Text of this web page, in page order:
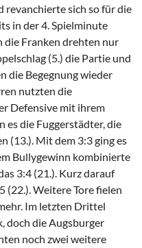
sich so für die
in der 4. Spielminute
die Franken drehten nur
(5.) die Partie und
die Begegnung wieder
nutzten die
Defensive mit ihrem
es die Fuggerstädter, die
(13.). Mit dem 3:3 ging es
Bullygewinn kombinierte
3:4 (21.). Kurz darauf
(22.). Weitere Tore fielen
Im letzten Drittel
doch die Augsburger
noch zwei weitere